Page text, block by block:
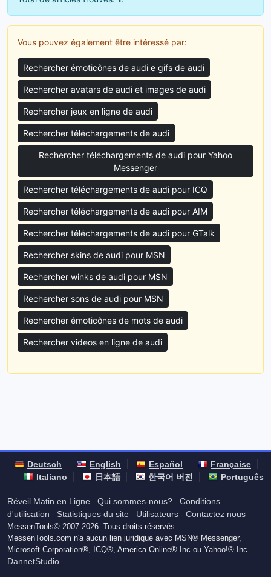
Vous pouvez également être intéressé par:
Rechercher émoticônes de audi e gifs de audi
Rechercher avatars de audi et images de audi
Rechercher jeux en ligne de audi
Rechercher téléchargements de audi
Rechercher téléchargements de audi pour Yahoo
Messenger
Rechercher téléchargements de audi pour ICQ
Rechercher téléchargements de audi pour AIM
Rechercher téléchargements de audi pour GTalk
Rechercher skins de audi pour MSN
Rechercher winks de audi pour MSN
Rechercher sons de audi pour MSN
Rechercher émoticônes de mots de audi
Rechercher videos en ligne de audi
Deutsch English Español
Française
Italiano
日本語 한국어 버전 Português
Réveil Matin en Ligne - Qui sommes-nous? - Conditions
d'utilisation - Statistiques du site - Utilisateurs - Contactez nous
MessenTools© 2007-2026. Tous droits réservés.
MessenTools.com n'a aucun lien juridique avec MSN® Messenger,
Microsoft Corporation®, ICQ®, America Online® Inc ou Yahoo!® Inc
DannetStudio